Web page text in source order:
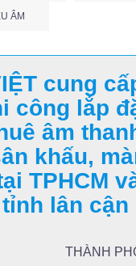
ÂM
cung
công lắp
âm
khấu,
TPHCM
tỉnh lân cận
THÀNH